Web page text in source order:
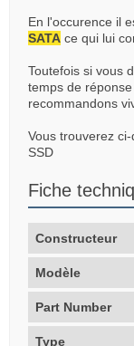
En l'occurence il
SATA ce qui lui
Toutefois si vous
temps de
recommandons
Vous trouverez
SSD
Fiche
Constructeur
Modèle
Part Number
Type